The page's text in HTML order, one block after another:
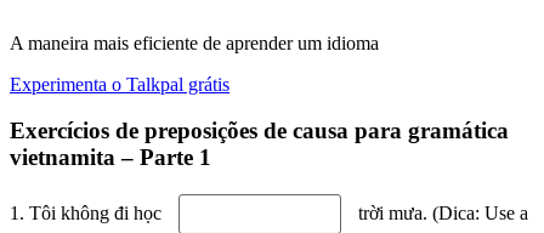
A maneira mais eficiente de aprender um idioma
Experimenta o Talkpal grátis
Exercícios de preposições de causa para gramática
vietnamita – Parte 1
1. Tôi không đi học
trời mưa. (Dica: Use a